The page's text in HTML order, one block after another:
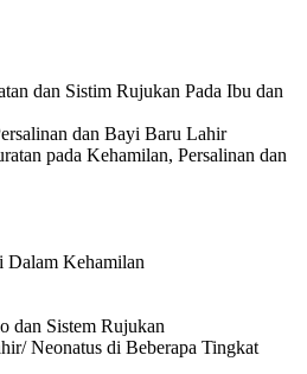
dan Sistim Rujukan Pada Ibu dan
dan Bayi Baru Lahir
pada Kehamilan, Persalinan dan
Dalam Kehamilan
dan Sistem Rujukan
Neonatus di Beberapa Tingkat